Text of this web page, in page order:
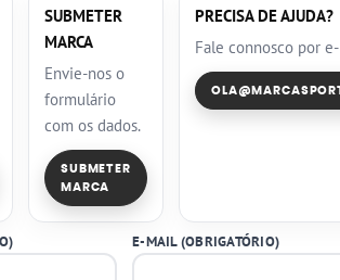
SUBMETER
MARCA
Envie-nos o
formulário
com os dados.
SUBMETER
MARCA
PRECISA DE AJUDA?
Fale connosco por
E-MAIL (OBRIGATÓRIO)